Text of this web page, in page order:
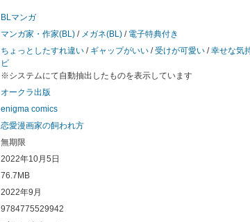
BLマンガ
マンガ家・作家(BL) / メガネ(BL) / 電子特典付き
ちょっとしたすれ違い / ギャップがいい /受けが可愛い /幸せな気
ビ
※システムにて自動抽出したものを表示しています
オークラ出版
enigma comics
恋愛漫画家の飼われ方
無期限
2022年10月5日
76.7MB
2022年9月
9784775529942